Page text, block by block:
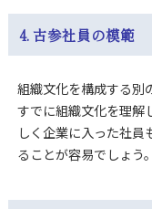
4. 古参社員の模範
組織文化を構成する別
すでに組織文化を理解
しく企業に入った社
ることが容易でしょう。